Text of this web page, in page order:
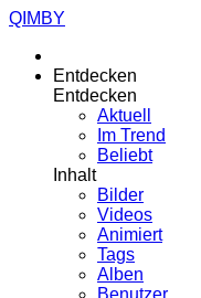
QIMBY
Entdecken
Entdecken
Aktuell
Im Trend
Beliebt
Inhalt
Bilder
Videos
Animiert
Tags
Alben
Benutzer